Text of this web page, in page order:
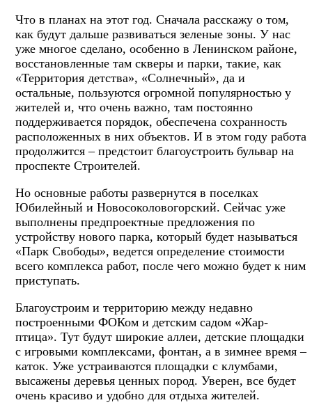
Что в планах на этот год. Сначала расскажу о том,
как будут дальше развиваться зеленые зоны. У нас
уже многое сделано, особенно в Ленинском районе,
восстановленные там скверы и парки, такие, как
«Территория детства», «Солнечный», да и
остальные, пользуются огромной популярностью у
жителей и, что очень важно, там постоянно
поддерживается порядок, обеспечена сохранность
расположенных в них объектов. И в этом году работа
продолжится – предстоит благоустроить бульвар на
проспекте Строителей.
Но основные работы развернутся в поселках
Юбилейный и Новосоколовогорский. Сейчас уже
выполнены предпроектные предложения по
устройству нового парка, который будет называться
«Парк Свободы», ведется определение стоимости
всего комплекса работ, после чего можно будет к ним
приступать.
Благоустроим и территорию между недавно
построенными ФОКом и детским садом «Жар-
птица». Тут будут широкие аллеи, детские площадки
с игровыми комплексами, фонтан, а в зимнее время –
каток. Уже устраиваются площадки с клумбами,
высажены деревья ценных пород. Уверен, все будет
очень красиво и удобно для отдыха жителей.